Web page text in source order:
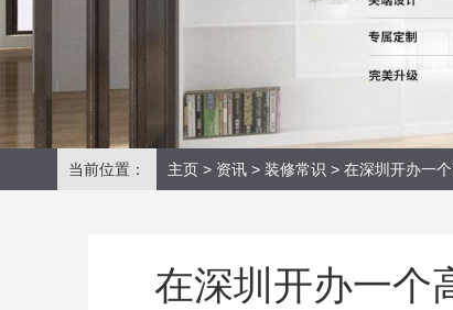
当前位置： 主页 > 资讯 > 装修常识 > 在深圳开办一
在深圳开办一个